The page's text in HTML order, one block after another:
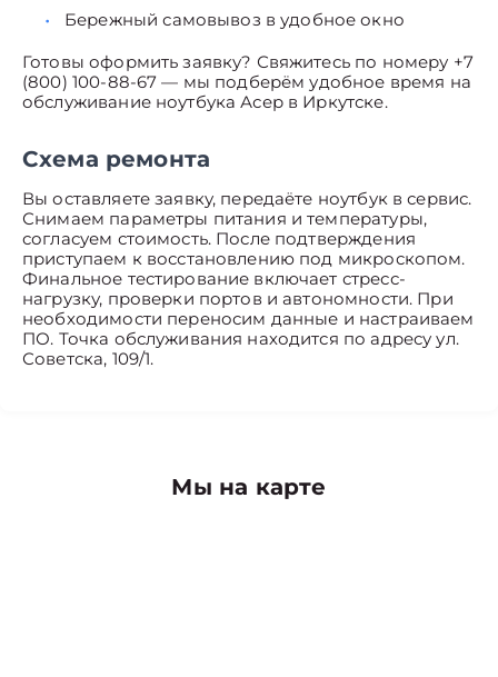
Бережный самовывоз в удобное окно
Готовы оформить заявку? Свяжитесь по номеру +7
(800) 100-88-67 — мы подберём удобное время на
обслуживание ноутбука Асер в Иркутске.
Схема ремонта
Вы оставляете заявку, передаёте ноутбук в сервис.
Снимаем параметры питания и температуры,
согласуем стоимость. После подтверждения
приступаем к восстановлению под микроскопом.
Финальное тестирование включает стресс-
нагрузку, проверки портов и автономности. При
необходимости переносим данные и настраиваем
ПО. Точка обслуживания находится по адресу ул.
Советска, 109/1.
Мы на карте